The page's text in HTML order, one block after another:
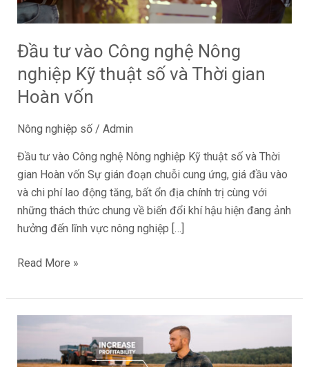
Đầu tư vào Công nghệ Nông
nghiệp Kỹ thuật số và Thời gian
Hoàn vốn
Nông nghiệp số/ Admin
Đầu tư vào Công nghệ Nông nghiệp Kỹ thuật số và Thời
gian Hoàn vốn Sự gián đoạn chuỗi cung ứng, giá đầu vào
và chi phí lao động tăng, bất ổn địa chính trị cùng với
những thách thức chung về biến đổi khí hậu hiện đang ảnh
hưởng đến lĩnh vực nông nghiệp […]
Kỹ
số
và
Thời
gian
Hoàn
Read More »
có